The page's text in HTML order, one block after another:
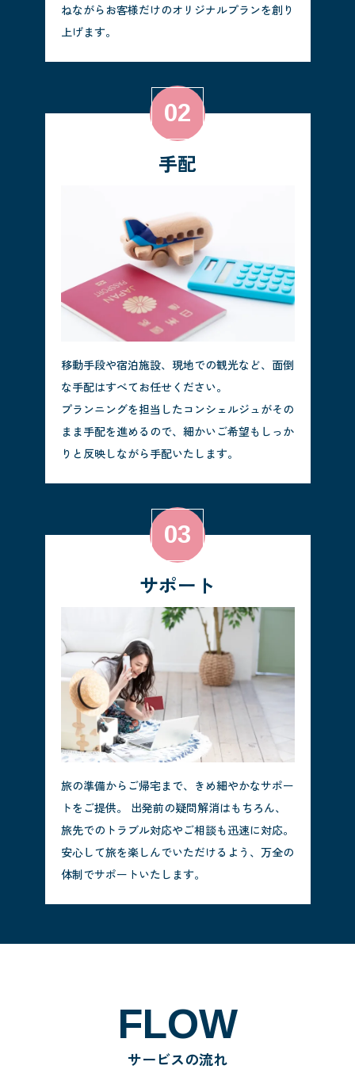
ねながらお客様だけのオリジナルプランを創り
上げます。
手配
移動手段や宿泊施設、現地での観光など、面倒
な手配はすべてお任せください。
プランニングを担当したコンシェルジュがその
まま手配を進めるので、細かいご希望もしっか
りと反映しながら手配いたします。
サポート
旅の準備からご帰宅まで、きめ細やかなサポー
トをご提供。 出発前の疑問解消はもちろん、
旅先でのトラブル対応やご相談も迅速に対応。
安心して旅を楽しんでいただけるよう、万全の
体制でサポートいたします。
FLOW
サービスの流れ